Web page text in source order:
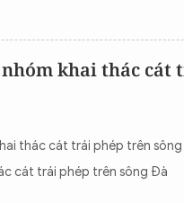
khai thác cát
thác cát trái phép trên
cát trái phép trên sông Đà